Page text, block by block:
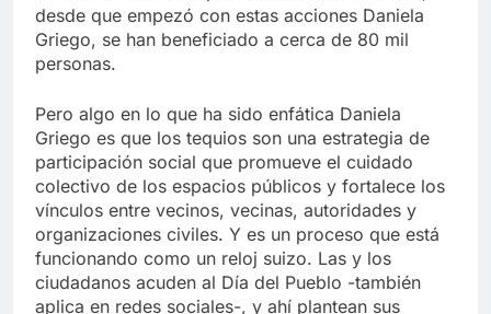
desde que empezó con estas acciones Daniela
Griego, se han beneficiado a cerca de 80 mil
personas.
Pero algo en lo que ha sido enfática Daniela
Griego es que los tequios son una estrategia de
participación social que promueve el cuidado
colectivo de los espacios públicos y fortalece los
vínculos entre vecinos, vecinas, autoridades y
organizaciones civiles. Y es un proceso que está
funcionando como un reloj suizo. Las y los
ciudadanos acuden al Día del Pueblo -también
aplica en redes sociales-, y ahí plantean sus